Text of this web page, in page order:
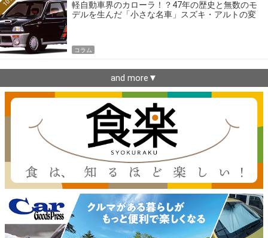
軽自動車界のカローラ！？47年の歴史と無数のモ
デルを生んだ「小さな名車」スズキ・アルトの変
コラム
and more▼